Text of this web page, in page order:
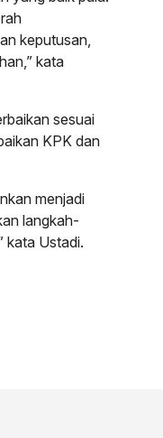
keputusan,
kata
sesuai
KPK dan
menjadi
langkah-
kata Ustadi.